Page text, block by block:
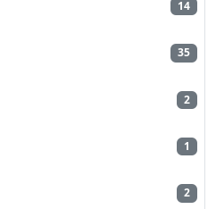
14
35
2
1
2